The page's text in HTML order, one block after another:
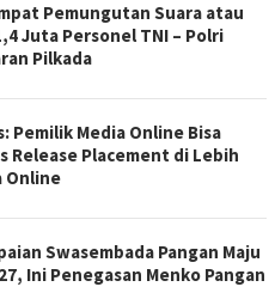
Pemungutan Suara atau
Juta Personel TNI – Polri
Pilkada
Pemilik Media Online Bisa
Release Placement di Lebih
Online
Swasembada Pangan Maju
Ini Penegasan Menko Pangan